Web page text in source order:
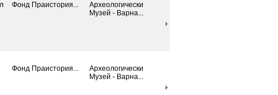
Фонд Праистория...
Археологически
Mузей - Варна...
Фонд Праистория...
Археологически
Mузей - Варна...